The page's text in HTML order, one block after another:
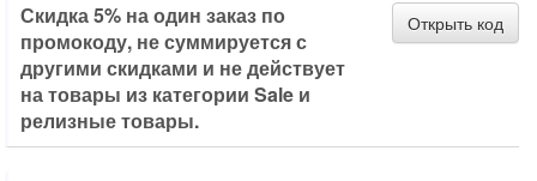
Скидка 5% на один заказ по
промокоду, не суммируется с
другими скидками и не действует
на товары из категории Sale и
релизные товары.
Открыть код